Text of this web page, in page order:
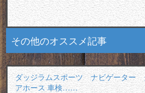
その他のオススメ記事
ダッジラムスポーツ ナビゲーター
アホース 車検……